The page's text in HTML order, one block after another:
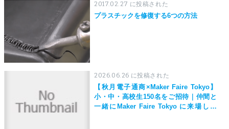
2017.02.27 に投稿された
プラスチックを修復する6つの方法
2026.06.26 に投稿された
【秋月電子通商×Maker Faire Tokyo】
小・中・高校生150名をご招待｜仲間と
一緒にMaker Faire Tokyo に来場しよ